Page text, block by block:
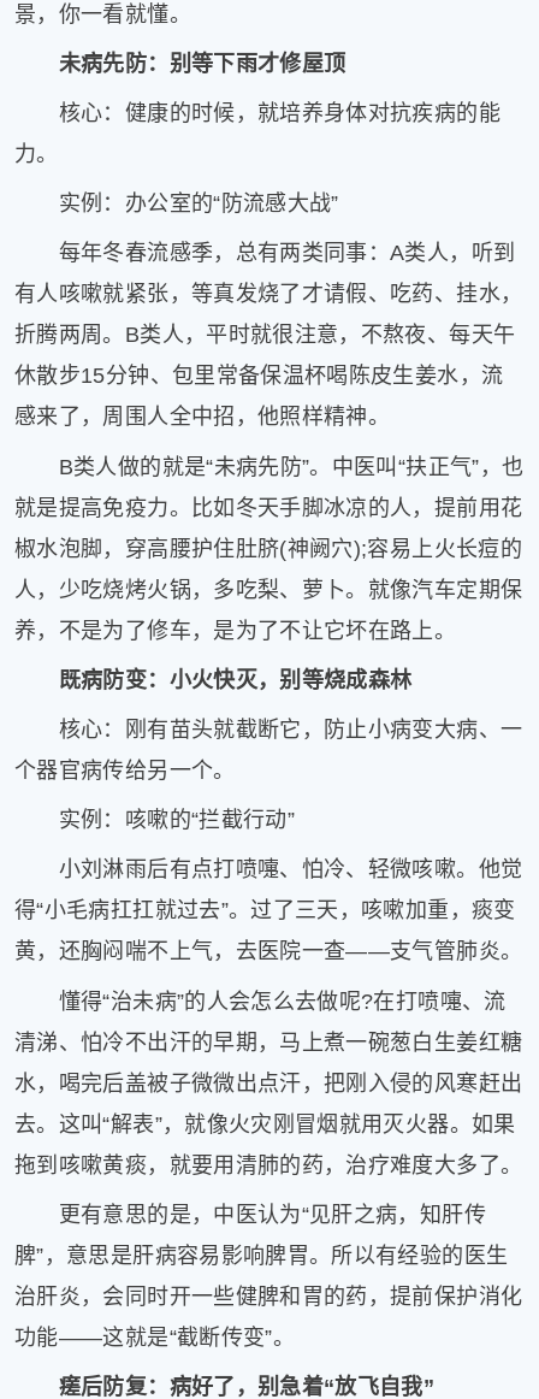
活
奇
片
滚
更
多
景，你一看就懂。
未病先防：别等下雨才修屋顶
核心：健康的时候，就培养身体对抗疾病的能
力。
实例：办公室的“防流感大战”
每年冬春流感季，总有两类同事：A类人，听到
有人咳嗽就紧张，等真发烧了才请假、吃药、挂水，
折腾两周。B类人，平时就很注意，不熬夜、每天午
休散步15分钟、包里常备保温杯喝陈皮生姜水，流
感来了，周围人全中招，他照样精神。
B类人做的就是“未病先防”。中医叫“扶正气”，也
就是提高免疫力。比如冬天手脚冰凉的人，提前用花
椒水泡脚，穿高腰护住肚脐(神阙穴);容易上火长痘的
人，少吃烧烤火锅，多吃梨、萝卜。就像汽车定期保
养，不是为了修车，是为了不让它坏在路上。
既病防变：小火快灭，别等烧成森林
核心：刚有苗头就截断它，防止小病变大病、一
个器官病传给另一个。
实例：咳嗽的“拦截行动”
小刘淋雨后有点打喷嚏、怕冷、轻微咳嗽。他觉
得“小毛病扛扛就过去”。过了三天，咳嗽加重，痰变
黄，还胸闷喘不上气，去医院一查——支气管肺炎。
懂得“治未病”的人会怎么去做呢?在打喷嚏、流
清涕、怕冷不出汗的早期，马上煮一碗葱白生姜红糖
水，喝完后盖被子微微出点汗，把刚入侵的风寒赶出
去。这叫“解表”，就像火灾刚冒烟就用灭火器。如果
拖到咳嗽黄痰，就要用清肺的药，治疗难度大多了。
更有意思的是，中医认为“见肝之病，知肝传
脾”，意思是肝病容易影响脾胃。所以有经验的医生
治肝炎，会同时开一些健脾和胃的药，提前保护消化
功能——这就是“截断传变”。
瘥后防复：病好了，别急着“放飞自我”